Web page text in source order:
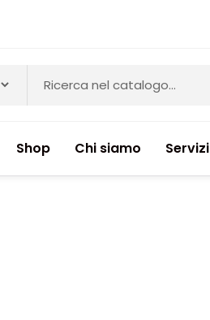
Shop Chi siamo Servizi